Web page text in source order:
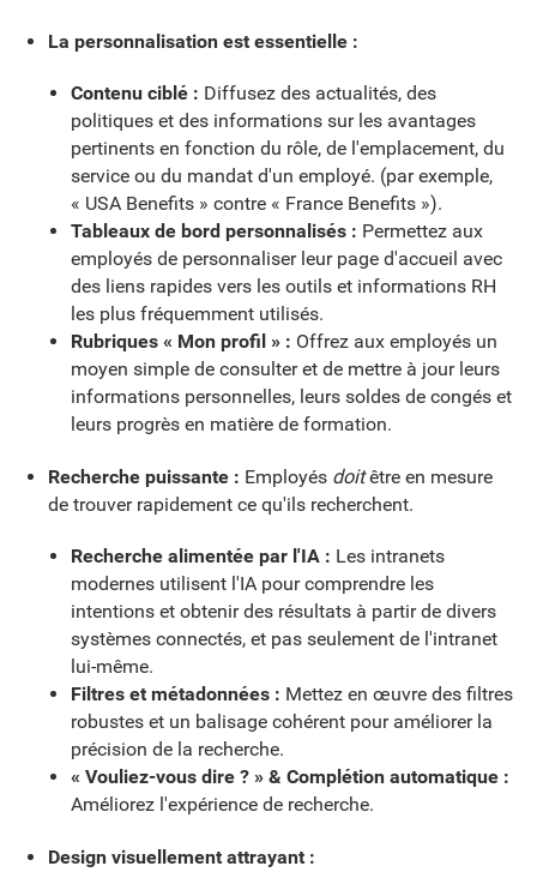
La personnalisation est essentielle :
Contenu ciblé : Diffusez des actualités, des
politiques et des informations sur les avantages
pertinents en fonction du rôle, de l'emplacement, du
service ou du mandat d'un employé. (par exemple,
« USA Benefits » contre « France Benefits »).
Tableaux de bord personnalisés : Permettez aux
employés de personnaliser leur page d'accueil avec
des liens rapides vers les outils et informations RH
les plus fréquemment utilisés.
Rubriques « Mon profil » : Offrez aux employés un
moyen simple de consulter et de mettre à jour leurs
informations personnelles, leurs soldes de congés et
leurs progrès en matière de formation.
Recherche puissante : Employés doitêtre en mesure
de trouver rapidement ce qu'ils recherchent.
Recherche alimentée par l'IA : Les intranets
modernes utilisent l'IA pour comprendre les
intentions et obtenir des résultats à partir de divers
systèmes connectés, et pas seulement de l'intranet
lui-même.
Filtres et métadonnées : Mettez en œuvre des filtres
robustes et un balisage cohérent pour améliorer la
précision de la recherche.
« Vouliez-vous dire ? » & Complétion automatique :
Améliorez l'expérience de recherche.
Design visuellement attrayant :